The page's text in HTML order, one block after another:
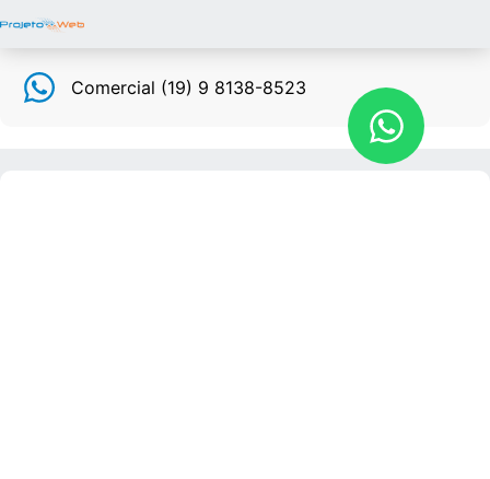
Comercial (19) 9 8138-8523